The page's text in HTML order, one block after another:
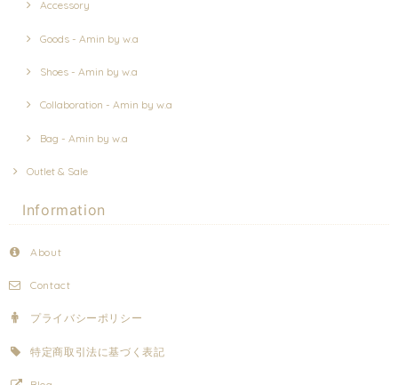
Accessory
Goods - Amin by w.a
Shoes - Amin by w.a
Collaboration - Amin by w.a
Bag - Amin by w.a
Outlet & Sale
Information
About
Contact
プライバシーポリシー
特定商取引法に基づく表記